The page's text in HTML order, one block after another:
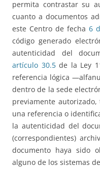
permita contrastar su
cuanto a documentos
este Centro de fecha 6
código generado
autenticidad del
artículo 30.5de la Ley
referencia lógica
dentro de la sede
previamente
una referencia o
la autenticidad del
(correspondientes)
documento haya sido
alguno de los sistemas